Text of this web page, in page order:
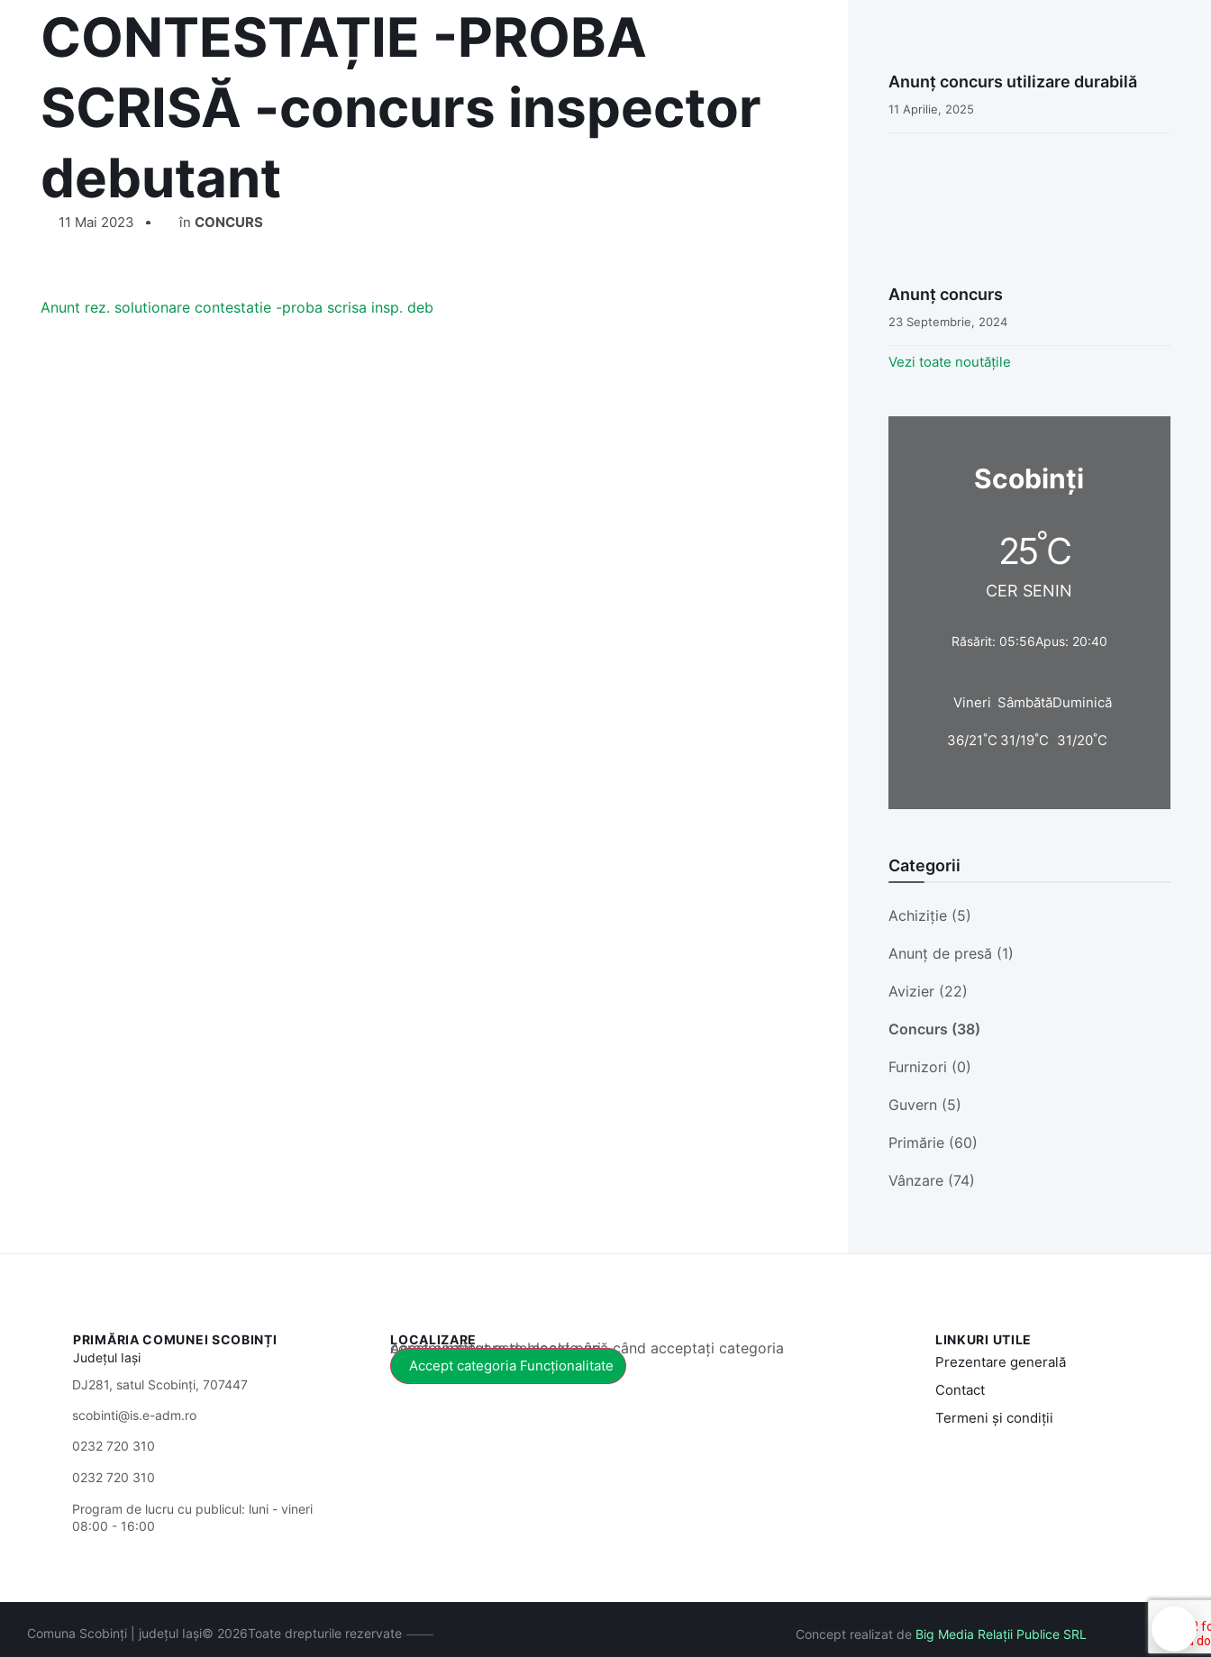
CONTESTAȚIE -PROBA
SCRISĂ -concurs inspector
debutant
11 Mai 2023 în CONCURS
Anunt rez. solutionare contestatie -proba scrisa insp. deb
Anunț concurs utilizare durabilă
11 Aprilie, 2025
Anunț concurs
23 Septembrie, 2024
Vezi toate noutățile
Scobinți
25°C
CER SENIN
Răsărit: 05:56Apus: 20:40
Vineri
36/21°C
Sâmbătă
31/19°C
Duminică
31/20°C
Categorii
Achiziție (5)
Anunț de presă (1)
Avizier (22)
Concurs (38)
Furnizori (0)
Guvern (5)
Primărie (60)
Vânzare (74)
PRIMĂRIA COMUNEI SCOBINȚI
Județul Iași
DJ281, satul Scobinți, 707447
scobinti@is.e-adm.ro
0232 720 310
0232 720 310
Program de lucru cu publicul: luni - vineri
08:00 - 16:00
LOCALIZARE
Acest conținut este blocat până când acceptați categoria corespunzătoare de cookie-uri.
Accept categoria Funcționalitate
LINKURI UTILE
Prezentare generală
Contact
Termeni și condiții
Comuna Scobinți | județul Iași© 2026Toate drepturile rezervate Concept realizat de Big Media Relații Publice SRL